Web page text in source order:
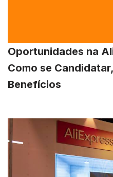
Oportunidades na
Como se
Benefícios